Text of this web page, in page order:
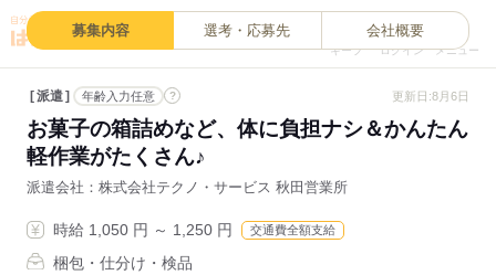
キープ ログイン メニュー
募集内容 選考・応募先 会社概要
派遣 年齢入力任意 ? 更新日:8月6日
お菓子の箱詰めなど、体に負担ナシ＆かんたん
軽作業がたくさん♪
派遣会社 株式会社テクノ・サービス 秋田営業所
時給 1,050 円 ～ 1,250 円 交通費全額支給
梱包・仕分け・検品